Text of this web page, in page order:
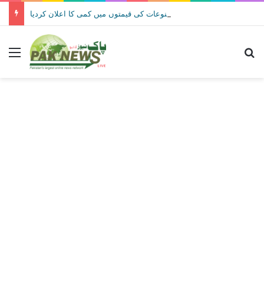
حکومت نے پیٹرولیم مصنوعات کی قیمتوں میں کمی کا اعلان کردیا
Menu